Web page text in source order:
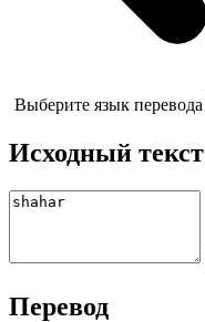
Выберите язык перевода
Исходный текст
Перевод